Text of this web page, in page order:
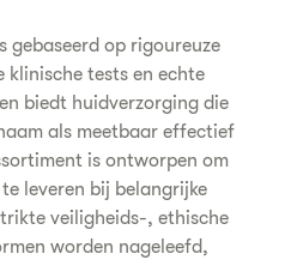
gebaseerd op rigoureuze
klinische tests en echte
biedt huidverzorging die
als meetbaar effectief
is ontworpen om
leveren bij belangrijke
veiligheids-, ethische
worden nageleefd,